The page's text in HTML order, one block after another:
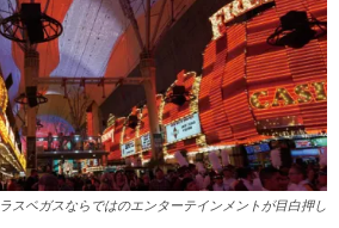
ラスベガスならではのエンターテインメントが目白押し